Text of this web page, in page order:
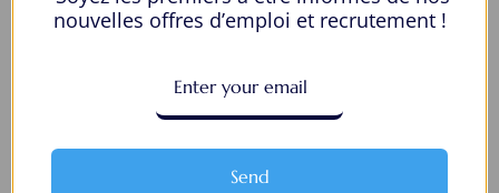
Informatique Sénégal
À temps plein
nouvelles offres d’emploi et recrutement !
Send